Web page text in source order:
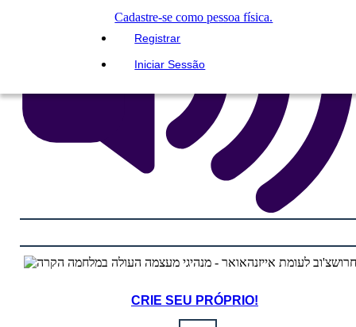
Cadastre-se como pessoa física.
Registrar
Iniciar Sessão
CRIE SEU PRÓPRIO!